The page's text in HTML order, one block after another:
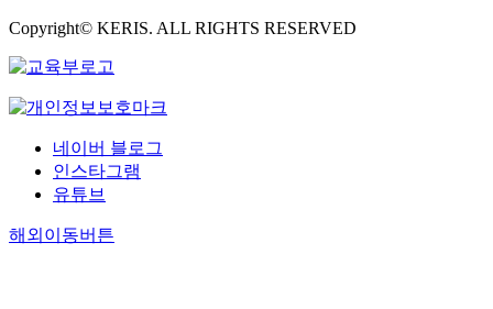
Copyright© KERIS. ALL RIGHTS RESERVED
네이버 블로그
인스타그램
유튜브
해외이동버튼